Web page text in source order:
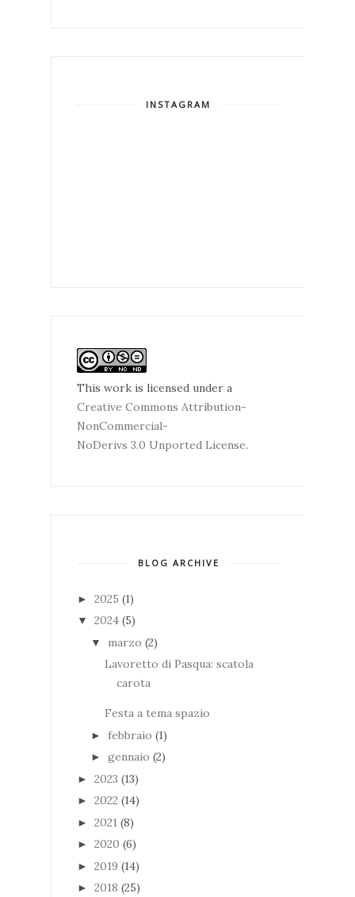
INSTAGRAM
This work is licensed under a
Creative Commons Attribution-
NonCommercial-
NoDerivs 3.0 Unported License.
BLOG ARCHIVE
► 2025 (1)
▼ 2024 (5)
▼ marzo (2)
Lavoretto di Pasqua: scatola
carota
Festa a tema spazio
► febbraio (1)
► gennaio (2)
► 2023 (13)
► 2022 (14)
► 2021 (8)
► 2020 (6)
► 2019 (14)
► 2018 (25)